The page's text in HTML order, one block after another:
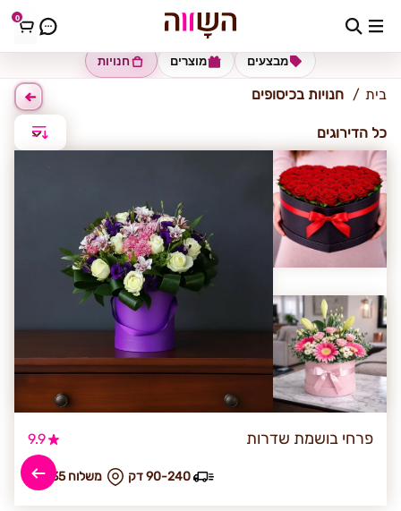
0 כיסופים
חנויות מוצרים מבצעים
בית חנויות בכיסופים
כל הדירוגים
פרחי בושמת שדרות 9.9
₪ משלוח 135 90-240 דק